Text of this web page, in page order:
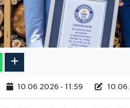
10.06.2026 - 11:59